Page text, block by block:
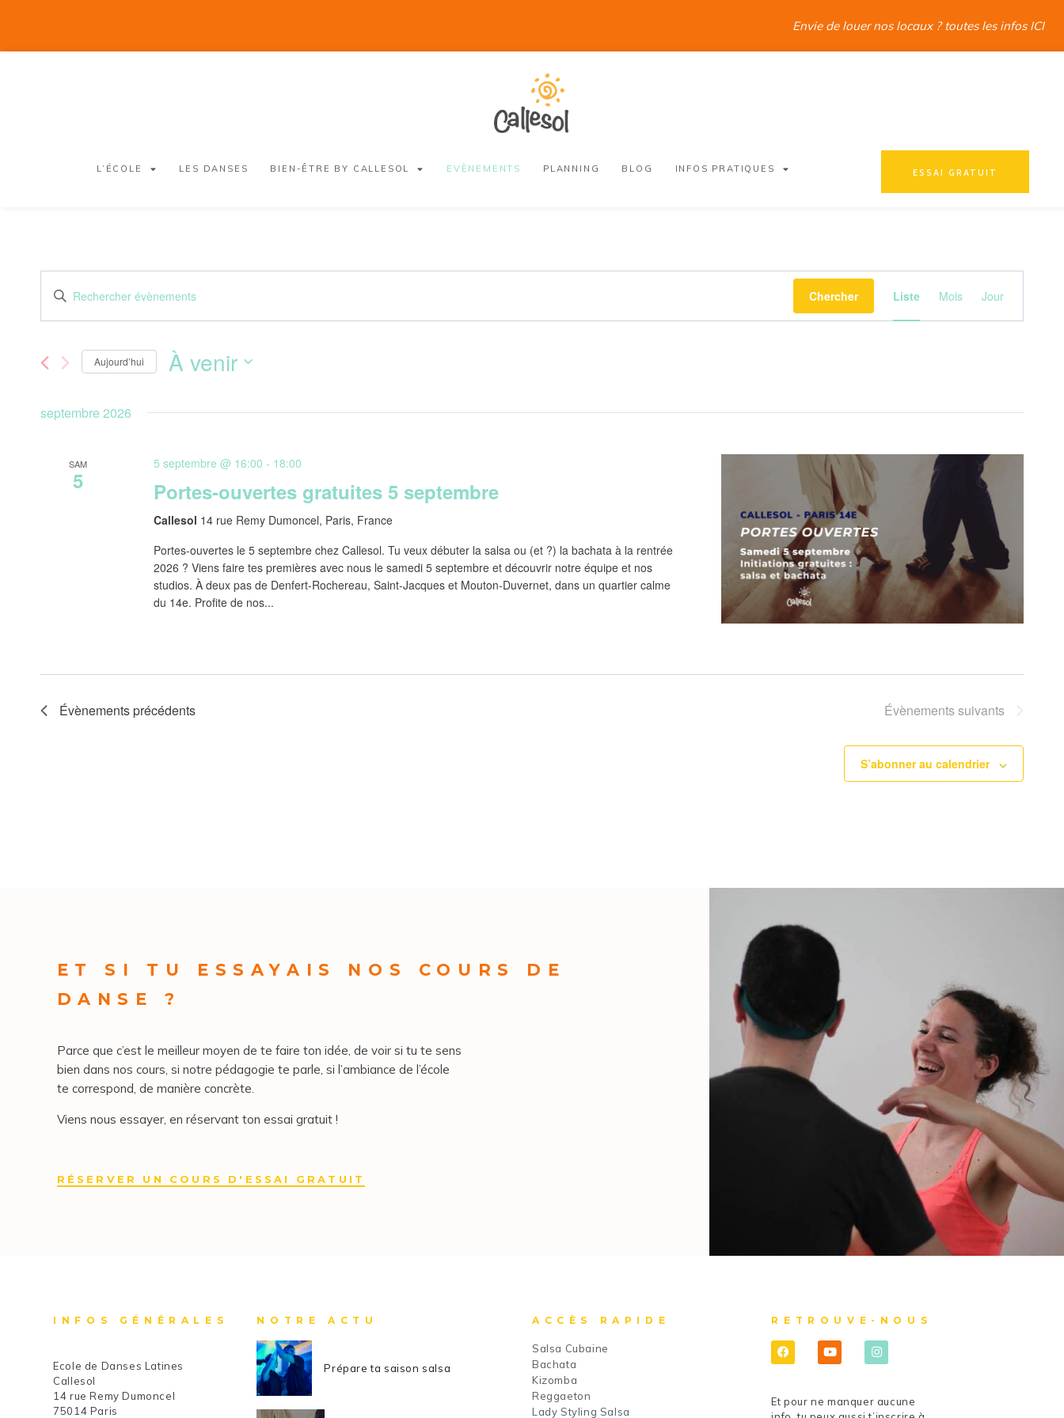
Envie de louer nos locaux ? toutes les infos ICI
L’ÉCOLE LES DANSES BIEN-ÊTRE BY CALLESOL EVÈNEMENTS PLANNING BLOG INFOS PRATIQUES ESSAI GRATUIT
Recherche
et
navigation
vues
Évènements
Saisir
Évènements
clé.
Chercher Liste Mois Jour
Aujourd’hui À venir
septembre 2026
SAM
5
5 septembre @ 16:00 - 18:00
Portes-ouvertes gratuites 5 septembre
Callesol 14 rue Remy Dumoncel, Paris, France
Portes-ouvertes le 5 septembre chez Callesol. Tu veux débuter la salsa ou (et ?) la bachata à la rentrée
2026 ? Viens faire tes premières avec nous le samedi 5 septembre et découvrir notre équipe et nos
studios. À deux pas de Denfert-Rochereau, Saint-Jacques et Mouton-Duvernet, dans un quartier calme
du 14e. Profite de nos...
Évènementsprécédents Évènementssuivants
S’abonner au calendrier
ET SI TU ESSAYAIS NOS COURS DE
DANSE ?
Parce que c’est le meilleur moyen de te faire ton idée, de voir si tu te sens
bien dans nos cours, si notre pédagogie te parle, si l’ambiance de l’école
te correspond, de manière concrète.
Viens nous essayer, en réservant ton essai gratuit !
RÉSERVER UN COURS D'ESSAI GRATUIT
INFOS GÉNÉRALES
Ecole de Danses Latines
Callesol
14 rue Remy Dumoncel
75014 Paris
NOTRE ACTU
Prépare ta saison salsa
ACCÈS RAPIDE
Salsa Cubaine
Bachata
Kizomba
Reggaeton
Lady Styling Salsa
RETROUVE-NOUS
Et pour ne manquer aucune